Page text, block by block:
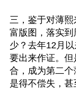
三，鉴于对薄
富版图，落实
少？去年12月
要出来作证。
合，成为第二个
是得不偿失，甚